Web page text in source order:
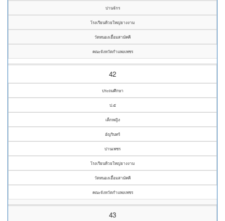
ปานจักร
โรงเรียนห้วยใหญ่ยางงาม
วัดหนองเอื้อมสามัคคี
คณะจังหวัดกำแพงเพชร
42
ประถมศึกษา
ป.๕
เด็กหญิง
อัญรินทร์
ปานเพชร
โรงเรียนห้วยใหญ่ยางงาม
วัดหนองเอื้อมสามัคคี
คณะจังหวัดกำแพงเพชร
43